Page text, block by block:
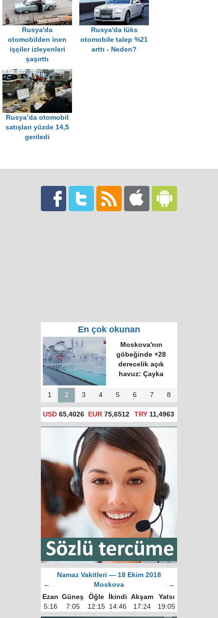
Rusya'da
otomobilden inen
işçiler izleyenleri
şaşırttı
Rusya'da lüks
otomobile talep %21
arttı - Neden?
Rusya’da otomobil
satışları yüzde 14,5
geriledi
En çok okunan
Moskova'nın
göbeğinde +28
derecelik açık
havuz: Çayka
1 2 3 4 5 6 7 8
USD 65,4026 EUR 75,6512 TRY 11,4963
Namaz Vakitleri — 18 Ekim 2018
←
Moskova
→
Ezan Güneş Öğle İkindi Akşam
Yatsı
5:16
7:05 12:15 14:46 17:24 19:05